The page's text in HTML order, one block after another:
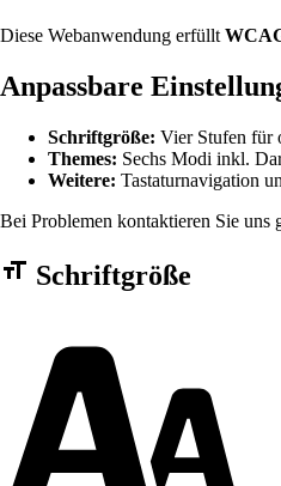
Diese Webanwendung erfüllt
Anpassbare
Schriftgröße: Vier Stufen für
Themes: Sechs Modi inkl.
Weitere: Tastaturnavigation
Bei Problemen kontaktieren Sie uns
Barrierefreiheit
Schriftgröße